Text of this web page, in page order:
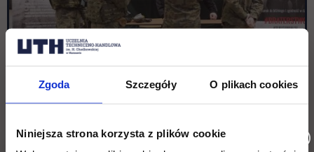
Zgoda Szczegóły O plikach cookies
Niniejsza strona korzysta z plików cookie